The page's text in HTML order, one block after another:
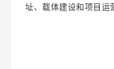
址、载体建设和项目运